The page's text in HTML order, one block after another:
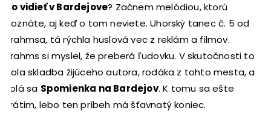
Čo vidieť v Bardejove? Začnem melódiou, ktorú
poznáte, aj keď o tom neviete. Uhorský tanec č. 5 od
Brahmsa, tá rýchla huslová vec z reklám a filmov.
Brahms si myslel, že preberá ľudovku. V skutočnosti to
bola skladba žijúceho autora, rodáka z tohto mesta, a
volá sa Spomienka na Bardejov. K tomu sa ešte
vrátim, lebo ten príbeh má šťavnatý koniec.